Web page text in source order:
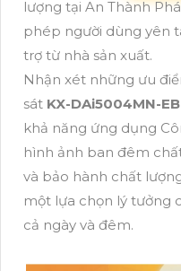
lượng tại An Thành
phép người dùng yên
trợ từ nhà sản xuất.
Nhận xét những ưu
sát KX-DAi5004MN-EB
khả năng ứng dụng
hình ảnh ban đêm
và bảo hành chất
một lựa chọn lý tưởng
cả ngày và đêm.